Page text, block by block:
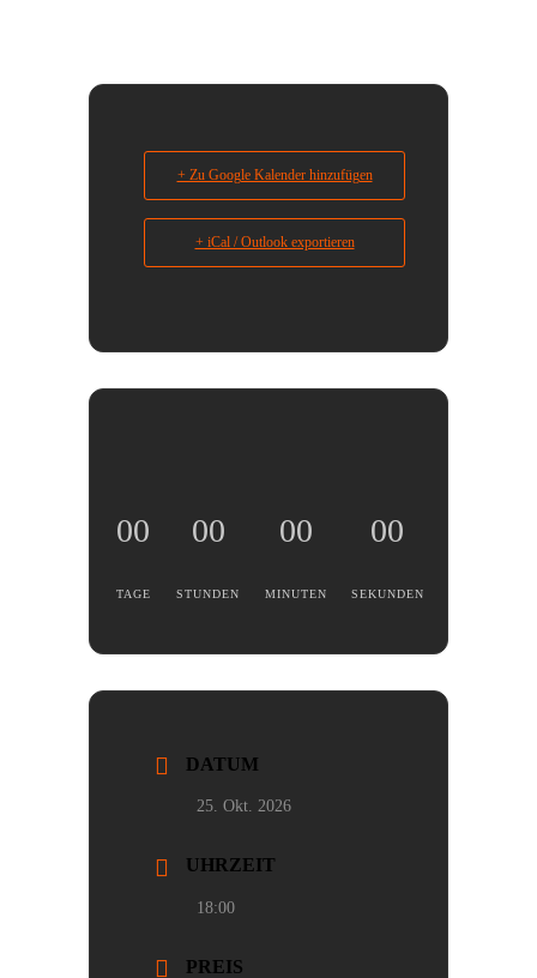
+ Zu Google Kalender hinzufügen
+ iCal / Outlook exportieren
00
TAGE
00
STUNDEN
00
MINUTEN
00
SEKUNDEN
DATUM
25. Okt. 2026
UHRZEIT
18:00
PREIS